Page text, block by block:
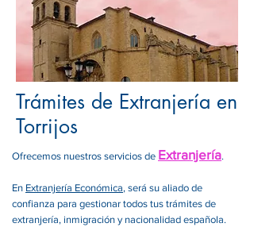
Trámites de Extranjería en
Torrijos
Ofrecemos nuestros servicios de Extranjería.
En Extranjería Económica, será su aliado de
confianza para gestionar todos tus trámites de
extranjería, inmigración y nacionalidad española.